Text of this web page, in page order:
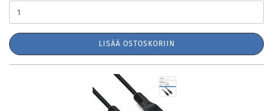
LISÄÄ OSTOSKORIIN